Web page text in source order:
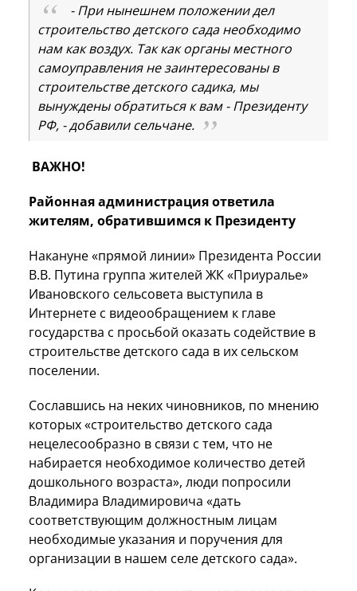
- При нынешнем положении дел
строительство детского сада необходимо
нам как воздух. Так как органы местного
самоуправления не заинтересованы в
строительстве детского садика, мы
вынуждены обратиться к вам - Президенту
РФ, - добавили сельчане.
ВАЖНО!
Районная администрация ответила
жителям, обратившимся к Президенту
Накануне «прямой линии» Президента России
В.В. Путина группа жителей ЖК «Приуралье»
Ивановского сельсовета выступила в
Интернете с видеообращением к главе
государства с просьбой оказать содействие в
строительстве детского сада в их сельском
поселении.
Сославшись на неких чиновников, по мнению
которых «строительство детского сада
нецелесообразно в связи с тем, что не
набирается необходимое количество детей
дошкольного возраста», люди попросили
Владимира Владимировича «дать
соответствующим должностным лицам
необходимые указания и поручения для
организации в нашем селе детского сада».